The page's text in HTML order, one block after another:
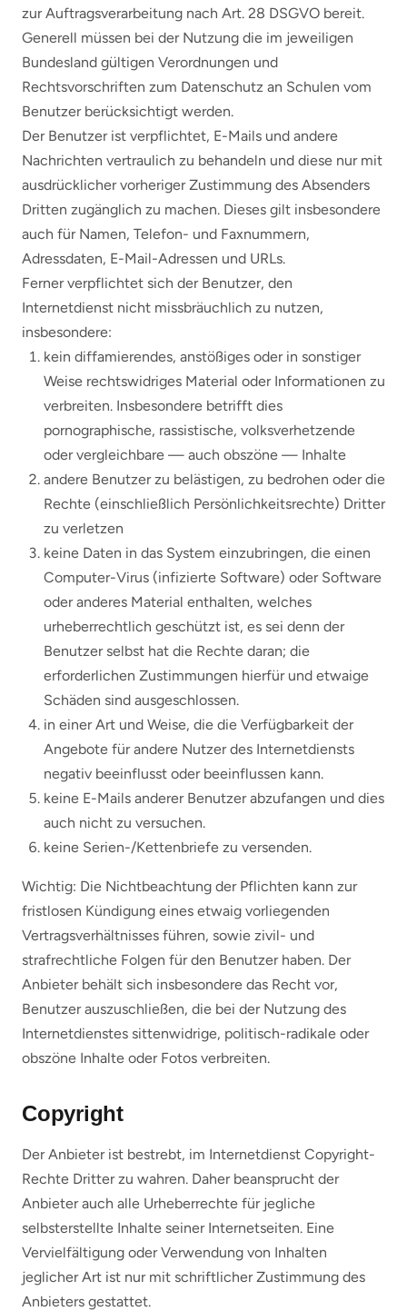
zur Auftragsverarbeitung nach Art. 28 DSGVO bereit.
Generell müssen bei der Nutzung die im jeweiligen
Bundesland gültigen Verordnungen und
Rechtsvorschriften zum Datenschutz an Schulen vom
Benutzer berücksichtigt werden.
Der Benutzer ist verpflichtet, E-Mails und andere
Nachrichten vertraulich zu behandeln und diese nur mit
ausdrücklicher vorheriger Zustimmung des Absenders
Dritten zugänglich zu machen. Dieses gilt insbesondere
auch für Namen, Telefon- und Faxnummern,
Adressdaten, E-Mail-Adressen und URLs.
Ferner verpflichtet sich der Benutzer, den
Internetdienst nicht missbräuchlich zu nutzen,
insbesondere:
kein diffamierendes, anstößiges oder in sonstiger
Weise rechtswidriges Material oder Informationen zu
verbreiten. Insbesondere betrifft dies
pornographische, rassistische, volksverhetzende
oder vergleichbare — auch obszöne — Inhalte
andere Benutzer zu belästigen, zu bedrohen oder die
Rechte (einschließlich Persönlichkeitsrechte) Dritter
zu verletzen
keine Daten in das System einzubringen, die einen
Computer-Virus (infizierte Software) oder Software
oder anderes Material enthalten, welches
urheberrechtlich geschützt ist, es sei denn der
Benutzer selbst hat die Rechte daran; die
erforderlichen Zustimmungen hierfür und etwaige
Schäden sind ausgeschlossen.
in einer Art und Weise, die die Verfügbarkeit der
Angebote für andere Nutzer des Internetdiensts
negativ beeinflusst oder beeinflussen kann.
keine E-Mails anderer Benutzer abzufangen und dies
auch nicht zu versuchen.
keine Serien-/Kettenbriefe zu versenden.
Wichtig: Die Nichtbeachtung der Pflichten kann zur
fristlosen Kündigung eines etwaig vorliegenden
Vertragsverhältnisses führen, sowie zivil- und
strafrechtliche Folgen für den Benutzer haben. Der
Anbieter behält sich insbesondere das Recht vor,
Benutzer auszuschließen, die bei der Nutzung des
Internetdienstes sittenwidrige, politisch-radikale oder
obszöne Inhalte oder Fotos verbreiten.
Copyright
Der Anbieter ist bestrebt, im Internetdienst Copyright-
Rechte Dritter zu wahren. Daher beansprucht der
Anbieter auch alle Urheberrechte für jegliche
selbsterstellte Inhalte seiner Internetseiten. Eine
Vervielfältigung oder Verwendung von Inhalten
jeglicher Art ist nur mit schriftlicher Zustimmung des
Anbieters gestattet.